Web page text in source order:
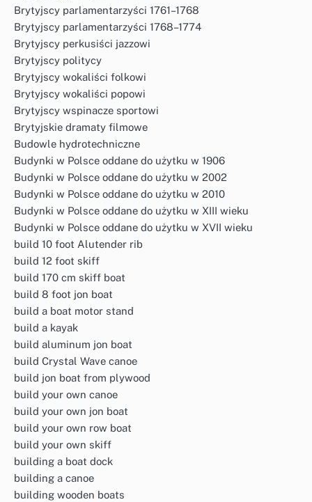
Brytyjscy parlamentarzyści 1761–1768
Brytyjscy parlamentarzyści 1768–1774
Brytyjscy perkusiści jazzowi
Brytyjscy politycy
Brytyjscy wokaliści folkowi
Brytyjscy wokaliści popowi
Brytyjscy wspinacze sportowi
Brytyjskie dramaty filmowe
Budowle hydrotechniczne
Budynki w Polsce oddane do użytku w 1906
Budynki w Polsce oddane do użytku w 2002
Budynki w Polsce oddane do użytku w 2010
Budynki w Polsce oddane do użytku w XIII wieku
Budynki w Polsce oddane do użytku w XVII wieku
build 10 foot Alutender rib
build 12 foot skiff
build 170 cm skiff boat
build 8 foot jon boat
build a boat motor stand
build a kayak
build aluminum jon boat
build Crystal Wave canoe
build jon boat from plywood
build your own canoe
build your own jon boat
build your own row boat
build your own skiff
building a boat dock
building a canoe
building wooden boats